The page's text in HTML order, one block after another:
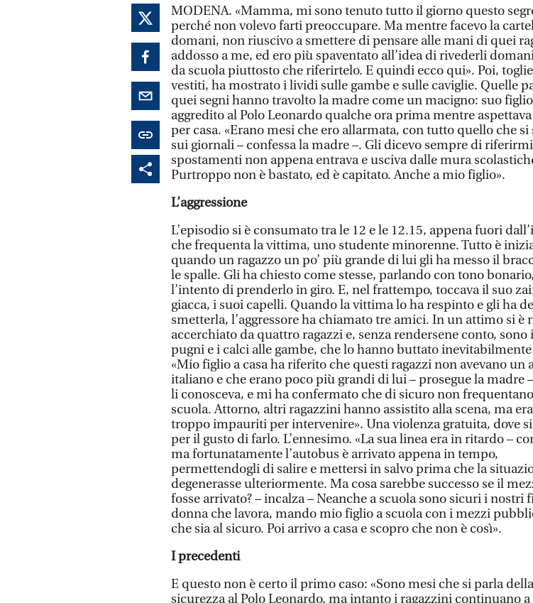
MODENA. «Mamma, mi sono tenuto tutto il giorno questo
perché non volevo farti preoccupare. Ma mentre facevo la
domani, non riuscivo a smettere di pensare alle mani di quei
addosso a me, ed ero più spaventato all’idea di rivederli
da scuola piuttosto che riferirtelo. E quindi ecco qui». Poi,
vestiti, ha mostrato i lividi sulle gambe e sulle caviglie. Quelle
quei segni hanno travolto la madre come un macigno: suo
aggredito al Polo Leonardo qualche ora prima mentre
per casa. «Erano mesi che ero allarmata, con tutto quello che si
sui giornali – confessa la madre –. Gli dicevo sempre di
spostamenti non appena entrava e usciva dalle mura
Purtroppo non è bastato, ed è capitato. Anche a mio figlio».
L’aggressione
L’episodio si è consumato tra le 12 e le 12.15, appena fuori
che frequenta la vittima, uno studente minorenne. Tutto è
quando un ragazzo un po’ più grande di lui gli ha messo il
le spalle. Gli ha chiesto come stesse, parlando con tono
l’intento di prenderlo in giro. E, nel frattempo, toccava il suo
giacca, i suoi capelli. Quando la vittima lo ha respinto e gli ha
smetterla, l’aggressore ha chiamato tre amici. In un attimo si è
accerchiato da quattro ragazzi e, senza rendersene conto,
pugni e i calci alle gambe, che lo hanno buttato inevitabilmente
«Mio figlio a casa ha riferito che questi ragazzi non avevano un
italiano e che erano poco più grandi di lui – prosegue la madre
li conosceva, e mi ha confermato che di sicuro non
scuola. Attorno, altri ragazzini hanno assistito alla scena, ma
troppo impauriti per intervenire». Una violenza gratuita, dove
per il gusto di farlo. L’ennesimo. «La sua linea era in ritardo –
ma fortunatamente l’autobus è arrivato appena in tempo,
permettendogli di salire e mettersi in salvo prima che la
degenerasse ulteriormente. Ma cosa sarebbe successo se il
fosse arrivato? – incalza – Neanche a scuola sono sicuri i nostri
donna che lavora, mando mio figlio a scuola con i mezzi
che sia al sicuro. Poi arrivo a casa e scopro che non è così».
I precedenti
E questo non è certo il primo caso: «Sono mesi che si parla della
sicurezza al Polo Leonardo, ma intanto i ragazzini continuano a